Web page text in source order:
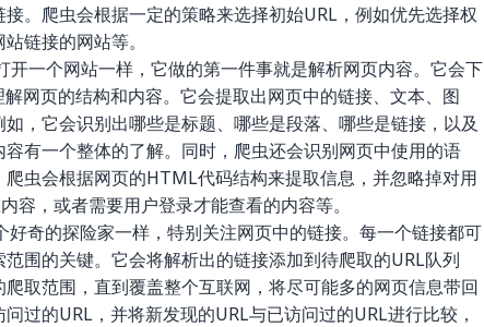
。爬虫会根据一定的策略来选择初始URL，例如优先选择权
链接的网站等。
开一个网站一样，它做的第一件事就是解析网页内容。它会下
网页的结构和内容。它会提取出网页中的链接、文本、图
，它会识别出哪些是标题、哪些是段落、哪些是链接，以及
有一个整体的了解。同时，爬虫还会识别网页中使用的语
虫会根据网页的HTML代码结构来提取信息，并忽略掉对用
容，或者需要用户登录才能查看的内容等。
好奇的探险家一样，特别关注网页中的链接。每一个链接都可
围的关键。它会将解析出的链接添加到待爬取的URL队列
取范围，直到覆盖整个互联网，将尽可能多的网页信息带回
过的URL，并将新发现的URL与已访问过的URL进行比较，